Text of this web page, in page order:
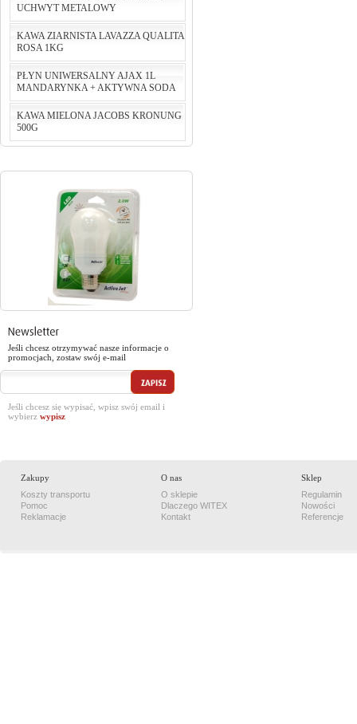
UCHWYT METALOWY
cena:124,24 PLN
do koszyka
KAWA ZIARNISTA LAVAZZA QUALITA
ROSA 1KG
cena:75,00 PLN
do koszyka
PŁYN UNIWERSALNY AJAX 1L
MANDARYNKA + AKTYWNA SODA
cena:5,46 PLN
KAWA MIELONA JACOBS KRONUNG
500G
do koszyka
Jeśli chcesz otrzymywać nasze informacje o
promocjach, zostaw swój e-mail
Jeśli chcesz się wypisać, wpisz swój email i
wybierz
Zakupy
Koszty transportu
Pomoc
Reklamacje
O nas
O sklepie
Dlaczego WITEX
Kontakt
Sklep
Regulamin
Nowości
Referencje